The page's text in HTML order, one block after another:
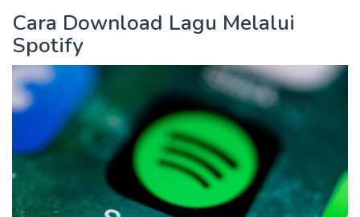
Cara Download Lagu Melalui
Spotify